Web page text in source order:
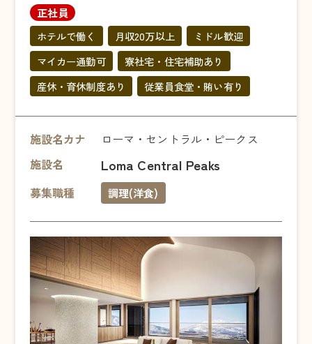
正社員
ホテルで働く 月収20万以上
ミドル歓迎
マイカー通勤可
寮社宅・住宅補助あり
産休・育休制度あり
従業員食堂・賄い有り
施設名カナ
ローマ・セントラル・ピークス
施設名
Loma Central Peaks
募集職種 調理(洋食)